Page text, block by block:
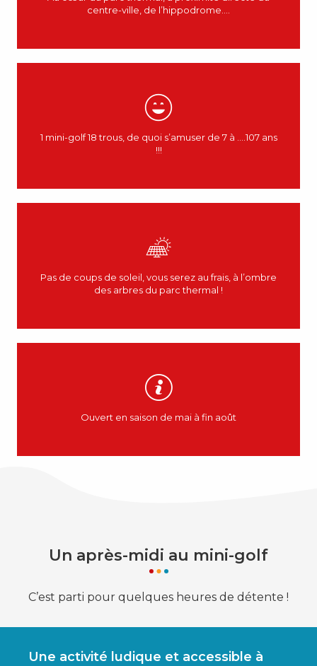
centre-ville, de l’hippodrome….
1 mini-golf 18 trous, de quoi s’amuser de 7 à ….107 ans
!!!
Pas de coups de soleil, vous serez au frais, à l’ombre
des arbres du parc thermal !
Ouvert en saison de mai à fin août
Un après-midi au mini-golf
C’est parti pour quelques heures de détente !
Une activité ludique et accessible à